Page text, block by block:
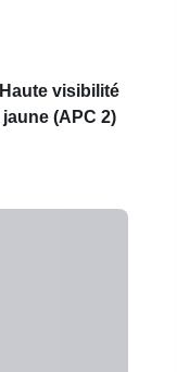
visibilité
(APC 2)